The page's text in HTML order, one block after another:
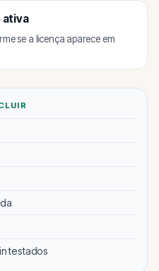
ativa
se a licença aparece em
testados